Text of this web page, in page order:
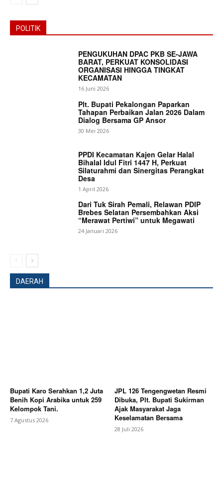
News Week
POLITIK
PENGUKUHAN DPAC PKB SE-JAWA
BARAT, PERKUAT KONSOLIDASI
ORGANISASI HINGGA TINGKAT
KECAMATAN
16 Juni 2026
Plt. Bupati Pekalongan Paparkan
Tahapan Perbaikan Jalan 2026 Dalam
Dialog Bersama GP Ansor
30 Mei 2026
PPDI Kecamatan Kajen Gelar Halal
Bihalal Idul Fitri 1447 H, Perkuat
Silaturahmi dan Sinergitas Perangkat
Desa
1 April 2026
Dari Tuk Sirah Pemali, Relawan PDIP
Brebes Selatan Persembahkan Aksi
“Merawat Pertiwi” untuk Megawati
24 Januari 2026
DAERAH
Bupati Karo Serahkan 1,2 Juta
Benih Kopi Arabika untuk 259
Kelompok Tani.
7 Agustus 2026
JPL 126 Tengengwetan Resmi
Dibuka, Plt. Bupati Sukirman
Ajak Masyarakat Jaga
Keselamatan Bersama
28 Juli 2026